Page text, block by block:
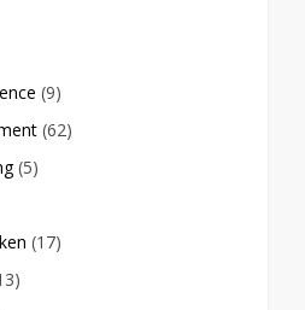
(9)
(62)
(5)
(17)